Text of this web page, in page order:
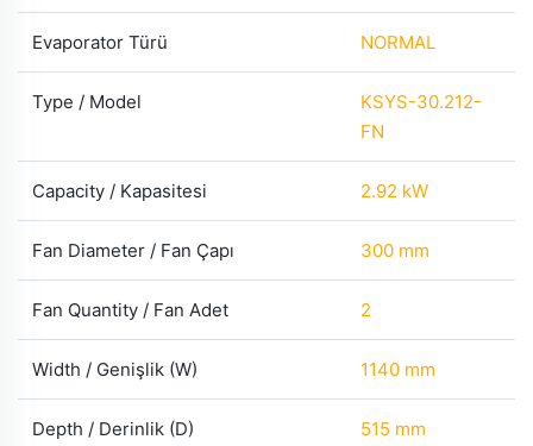
Evaporator Türü NORMAL
Type / Model
KSYS-30.212-
FN
Capacity / Kapasitesi 2.92 kW
Fan Diameter / Fan Çapı 300 mm
Fan Quantity / Fan Adet 2
Width / Genişlik (W) 1140 mm
Depth / Derinlik (D) 515 mm